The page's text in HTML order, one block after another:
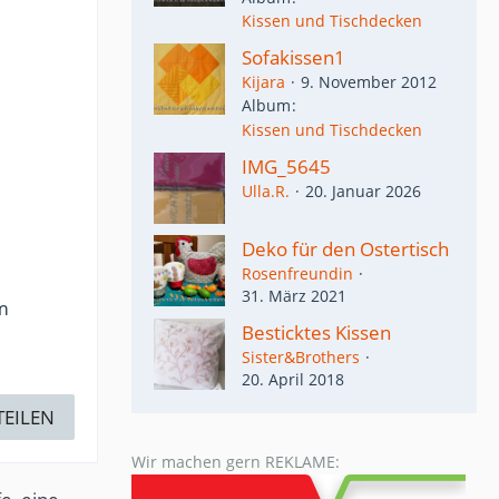
Kissen und Tischdecken
Sofakissen1
Kijara
9. November 2012
Album
Kissen und Tischdecken
IMG_5645
Ulla.R. 20. Januar 2026
Deko für den Ostertisch
Rosenfreundin
31. März 2021
Besticktes Kissen
Sister&Brothers
20. April 2018
Wir machen gern REKLAME: